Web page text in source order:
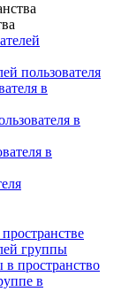
пользователя
в
в
в
группы
пространство
в